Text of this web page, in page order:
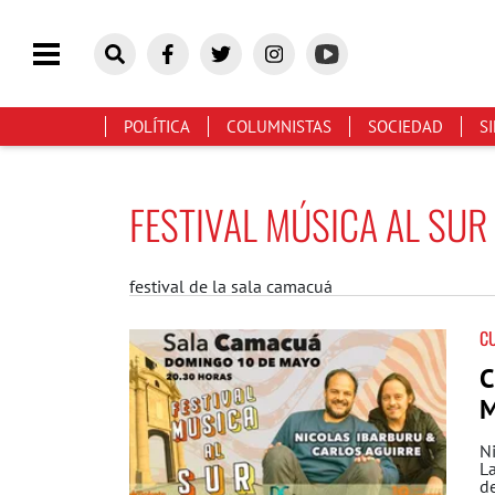
POLÍTICA COLUMNISTAS SOCIEDAD
FESTIVAL MÚSICA AL SUR
festival de la sala camacuá